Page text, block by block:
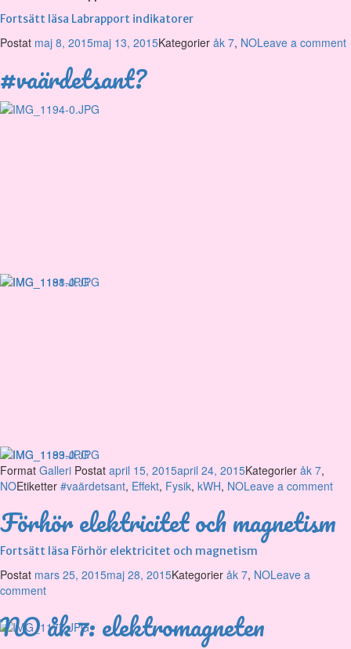
Fortsätt läsa Labrapport indikatorer
Postat maj 8, 2015maj 13, 2015Kategorier åk 7, NOLeave a comment
#vaärdetsant?
Format Galleri Postat april 15, 2015april 24, 2015Kategorier åk 7,
NOEtiketter #vaärdetsant, Effekt, Fysik, kWH, NOLeave a comment
Förhör elektricitet och magnetism
Fortsätt läsa Förhör elektricitet och magnetism
Postat mars 25, 2015maj 28, 2015Kategorier åk 7, NOLeave a
comment
NO åk 7: elektromagneten